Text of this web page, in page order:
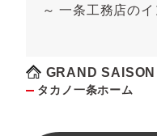
～ 一条工務店の
GRAND SAISON
タカノ一条ホーム